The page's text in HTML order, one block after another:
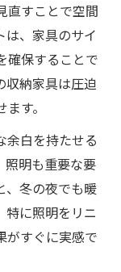
直すことで空間
は、家具のサイ
確保することで
収納家具は圧迫
す。
余白を持たせる
照明も重要な要
、冬の夜でも暖
特に照明をリニ
がすぐに実感で